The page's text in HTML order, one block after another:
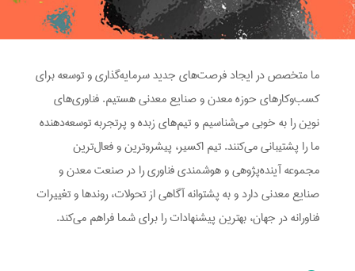
ما متخصص در ایجاد فرصت‌های جدید سرمایه‌گذاری و توسعه برای
کسب‌وکارهای حوزه معدن و صنایع معدنی هستیم. فناوری‌های
نوین را به خوبی می‌شناسیم و تیم‌های زبده و پرتجربه توسعه‌دهنده
ما را پشتیبانی می‌کنند. تیم اکسیر، پیشروترین و فعال‌ترین
مجموعه آینده‌پژوهی و هوشمندی فناوری را در صنعت معدن و
صنایع معدنی دارد و به پشتوانه آگاهی از تحولات، روندها و تغییرات
فناورانه در جهان، بهترین پیشنهادات را برای شما فراهم می‌کند.